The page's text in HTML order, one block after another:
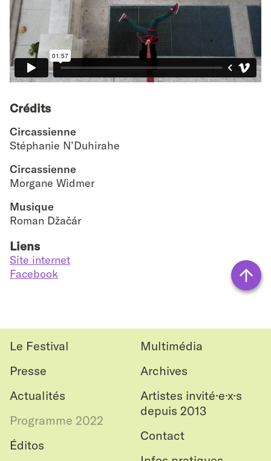
Crédits
Circassienne
Stéphanie N’Duhirahe
Circassienne
Morgane Widmer
Musique
Roman Džačár
Liens
Site internet
Facebook
Le Festival
Presse
Actualités
Programme 2022
Éditos
Multimédia
Archives
Artistes invité·e·x·s
depuis 2013
Contact